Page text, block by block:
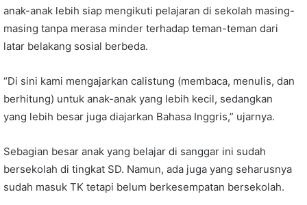
anak-anak lebih siap mengikuti pelajaran di sekolah masing-
masing tanpa merasa minder terhadap teman-teman dari
latar belakang sosial berbeda.
“Di sini kami mengajarkan calistung (membaca, menulis, dan
berhitung) untuk anak-anak yang lebih kecil, sedangkan
yang lebih besar juga diajarkan Bahasa Inggris,” ujarnya.
Sebagian besar anak yang belajar di sanggar ini sudah
bersekolah di tingkat SD. Namun, ada juga yang seharusnya
sudah masuk TK tetapi belum berkesempatan bersekolah.